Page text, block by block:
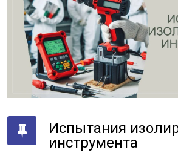
Испытания
инструмента